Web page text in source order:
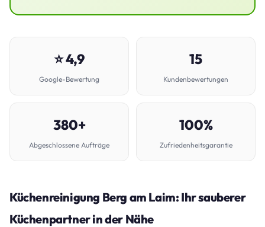
⭐ 4,9
Google-Bewertung
15
Kundenbewertungen
380+
Abgeschlossene Aufträge
100%
Zufriedenheitsgarantie
Küchenreinigung Berg am Laim: Ihr sauberer
Küchenpartner in der Nähe